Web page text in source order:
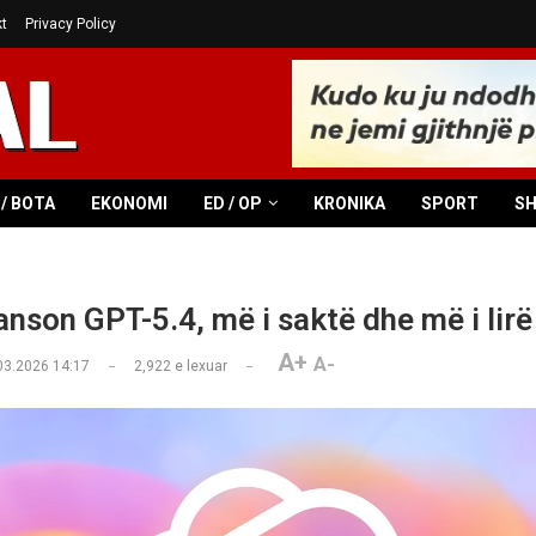
Privacy Policy
BOTA EKONOMI ED / OP KRONIKA SPORT
GPT-5.4, më i saktë dhe më i lirë
14:17 2,922e lexuar A+ A-